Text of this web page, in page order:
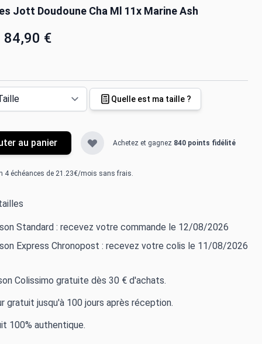
Jott Doudoune Cha Ml 11x Marine Ash
84,90 €
Quelle est ma taille ?
au panier Achetez et gagnez 840 points fidélité
4 échéances de 21.23€/mois sans frais.
Standard : recevez votre commande le 12/08/2026
Express Chronopost : recevez votre colis le 11/08/2026
Colissimo gratuite dès 30 € d'achats.
gratuit jusqu'à 100 jours après réception.
100% authentique.